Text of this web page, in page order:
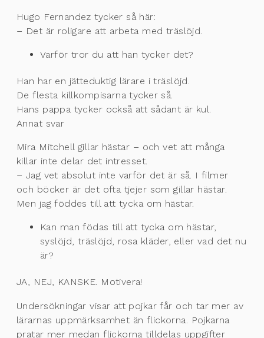
Hugo Fernandez tycker så här:
– Det är roligare att arbeta med träslöjd.
Varför tror du att han tycker det?
Han har en jätteduktig lärare i träslöjd.
De flesta killkompisarna tycker så.
Hans pappa tycker också att sådant är kul.
Annat svar
Mira Mitchell gillar hästar – och vet att många
killar inte delar det intresset.
– Jag vet absolut inte varför det är så. I filmer
och böcker är det ofta tjejer som gillar hästar.
Men jag föddes till att tycka om hästar.
Kan man födas till att tycka om hästar,
syslöjd, träslöjd, rosa kläder, eller vad det nu
är?
JA, NEJ, KANSKE. Motivera!
Undersökningar visar att pojkar får och tar mer av
lärarnas uppmärksamhet än flickorna. Pojkarna
pratar mer medan flickorna tilldelas uppgifter